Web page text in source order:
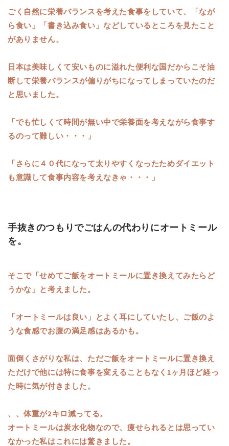
ごく自然に栄養バランスを考えた食事をしていて、「なが
ら食い」「書き込み食い」などしているところを見たこと
がありません。
日本は美味しくて安いものに溢れた便利な国だからこそ油
断して栄養バランスが偏りがちになってしまっていたのだ
と思いました。
「でも忙しくて時間が無い中で栄養面を考えながら食事す
るのって難しい・・・」
「さらに４０代になって太りやすくなったためダイエット
も意識して食事内容を考えなきゃ・・・」
手抜きのつもりでごはんの代わりにオートミール
を。
そこで「せめてご飯をオートミールに置き換えてみたらど
うかな」と考えました。
「オートミールは良い」とよく耳にしていたし、ご飯のよ
うな食感でお腹の満足感はあるかも。
面倒くさがりな私は、ただご飯をオートミールに置き換え
ただけで他には特に食事を変えることもなく1ヶ月ほど経っ
た時に気が付きました。
、、体重が2キロ減ってる。
オートミールは炭水化物なので、痩せられるとは思ってい
なかった私はこれには驚きました。